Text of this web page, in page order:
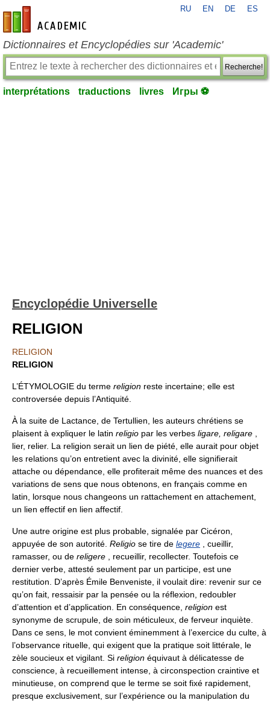
fr-academic.com
RU EN DE ES
Dictionnaires et Encyclopédies sur 'Academic'
Recherche!
interprétations traductions livres Игры ⚽
Encyclopédie Universelle
RELIGION
RELIGION
RELIGION
L’ÉTYMOLOGIE du terme religion reste incertaine; elle est
controversée depuis l’Antiquité.
À la suite de Lactance, de Tertullien, les auteurs chrétiens se
plaisent à expliquer le latin religio par les verbes ligare, religare
lier, relier. La religion serait un lien de piété, elle aurait pour objet
les relations qu’on entretient avec la divinité, elle signifierait
attache ou dépendance, elle profiterait même des nuances et des
variations de sens que nous obtenons, en français comme en
latin, lorsque nous changeons un rattachement en attachement,
un lien effectif en lien affectif.
Une autre origine est plus probable, signalée par Cicéron,
appuyée de son autorité. Religio se tire de legere , cueillir,
ramasser, ou de religere , recueillir, recollecter. Toutefois ce
dernier verbe, attesté seulement par un participe, est une
restitution. D’après Émile Benveniste, il voulait dire: revenir sur ce
qu’on fait, ressaisir par la pensée ou la réflexion, redoubler
d’attention et d’application. En conséquence, religion est
synonyme de scrupule, de soin méticuleux, de ferveur inquiète.
Dans ce sens, le mot convient éminemment à l’exercice du culte, à
l’observance rituelle, qui exigent que la pratique soit littérale, le
zèle soucieux et vigilant. Si religion équivaut à délicatesse de
conscience, à recueillement intense, à circonspection craintive et
minutieuse, on comprend que le terme se soit fixé rapidement,
presque exclusivement, sur l’expérience ou la manipulation du